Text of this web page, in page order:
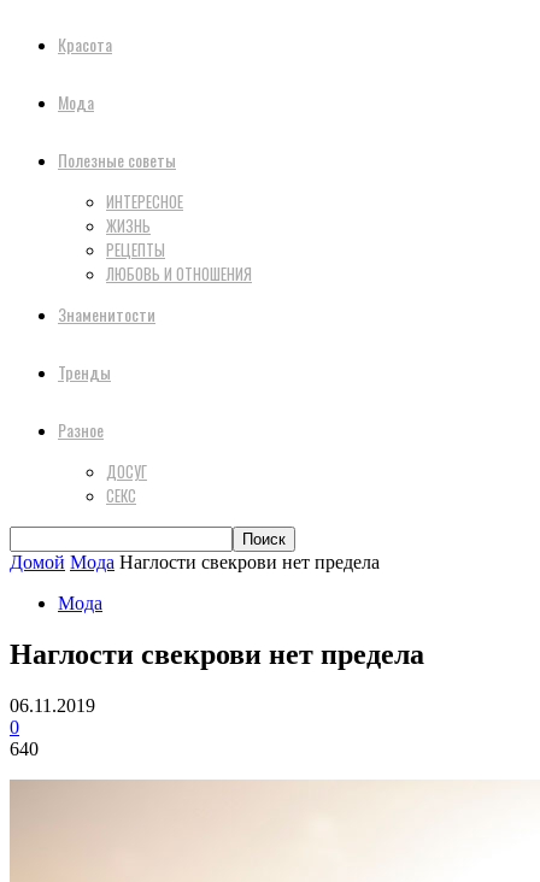
Красота
Мода
Полезные советы
ИНТЕРЕСНОЕ
ЖИЗНЬ
РЕЦЕПТЫ
ЛЮБОВЬ И ОТНОШЕНИЯ
Знаменитости
Тренды
Разное
ДОСУГ
СЕКС
Домой Мода Наглости свекрови нет предела
Мода
Наглости свекрови нет предела
06.11.2019
0
640